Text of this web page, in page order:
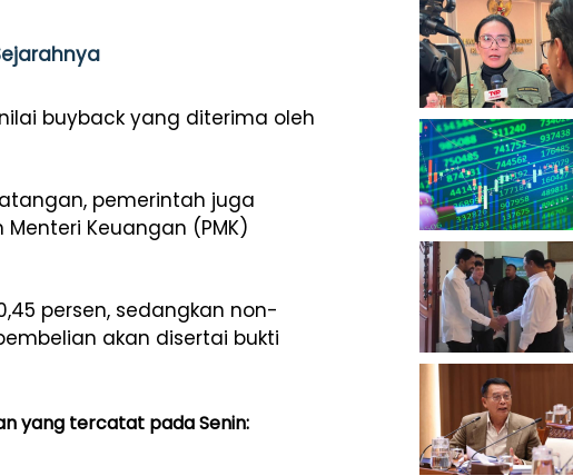
buyback yang diterima oleh
pemerintah juga
Keuangan (PMK)
persen, sedangkan non-
akan disertai bukti
yang tercatat pada Senin: